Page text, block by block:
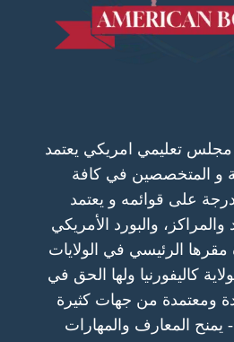
مجلس تعليمي امريكي يعتمد
و المتخصصين في كافة
على قوائمه و يعتمد
والمراكز، والبورد الأمريكي
مقرها الرئيسي في الولايات
كاليفورنيا ولها الحق في
ومعتمدة من جهات كثيرة
يمنح المعارف والمهارات